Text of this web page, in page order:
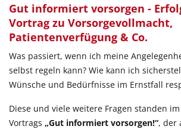
Gut informiert vorsorgen -
Vortrag zu Vorsorgevollmacht,
Patientenverfügung & Co.
Was passiert, wenn ich meine
selbst regeln kann? Wie kann ich
Wünsche und Bedürfnisse im Ernstfall
Diese und viele weitere Fragen standen
Vortrags „Gut informiert vorsorgen!“, der